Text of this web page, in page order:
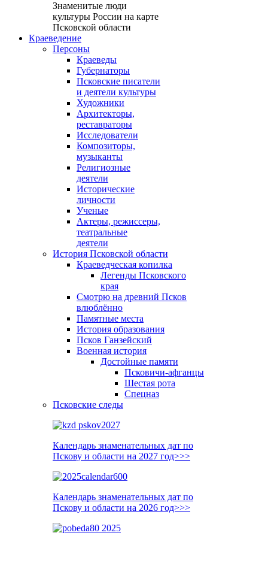
Знаменитые люди
культуры России на карте
Псковской области
Краеведение
Персоны
Краеведы
Губернаторы
Псковские писатели
и деятели культуры
Художники
Архитекторы,
реставраторы
Исследователи
Композиторы,
музыканты
Религиозные
деятели
Исторические
личности
Ученые
Актеры, режиссеры,
театральные
деятели
История Псковской области
Краеведческая копилка
Легенды Псковского
края
Смотрю на древний Псков
влюблённо
Памятные места
История образования
Псков Ганзейский
Военная история
Достойные памяти
Псковичи-афганцы
Шестая рота
Спецназ
Псковские следы
Календарь знаменательных дат по
Пскову и области на 2027 год>>>
Календарь знаменательных дат по
Пскову и области на 2026 год>>>